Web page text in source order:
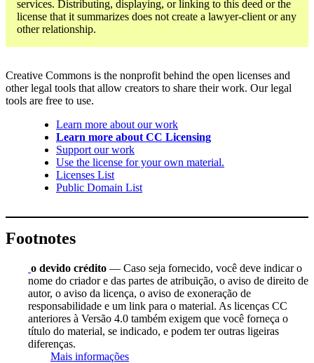
services. Distributing, displaying, or linking to this deed or the
license that it summarizes does not create a lawyer-client or any
other relationship.
Creative Commons is the nonprofit behind the open licenses and
other legal tools that allow creators to share their work. Our legal
tools are free to use.
Learn more about our work
Learn more about CC Licensing
Support our work
Use the license for your own material.
Licenses List
Public Domain List
Footnotes
o devido crédito — Caso seja fornecido, você deve indicar o
nome do criador e das partes de atribuição, o aviso de direito de
autor, o aviso da licença, o aviso de exoneração de
responsabilidade e um link para o material. As licenças CC
anteriores à Versão 4.0 também exigem que você forneça o
título do material, se indicado, e podem ter outras ligeiras
diferenças.
Mais informações